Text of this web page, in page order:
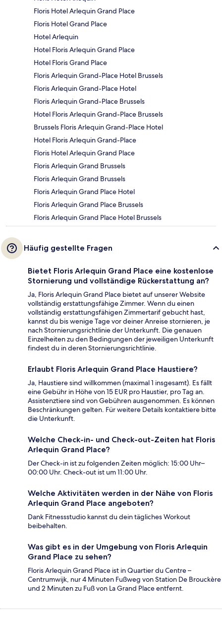
Floris Hotel Arlequin Grand Place
Floris Hotel Grand Place
Hotel Arlequin
Hotel Floris Arlequin Grand Place
Hotel Floris Grand Place
Floris Arlequin Grand-Place Hotel Brussels
Floris Arlequin Grand-Place Hotel
Floris Arlequin Grand-Place Brussels
Hotel Floris Arlequin Grand-Place Brussels
Brussels Floris Arlequin Grand-Place Hotel
Hotel Floris Arlequin Grand-Place
Floris Hotel Arlequin Grand Place
Floris Arlequin Grand Brussels
Floris Arlequin Grand Brussels
Floris Arlequin Grand Place Hotel
Floris Arlequin Grand Place Brussels
Floris Arlequin Grand Place Hotel Brussels
Häufig gestellte Fragen
Bietet Floris Arlequin Grand Place eine kostenlose
Stornierung und vollständige Rückerstattung an?
Ja, Floris Arlequin Grand Place bietet auf unserer Website
vollständig erstattungsfähige Zimmer. Wenn du einen
vollständig erstattungsfähigen Zimmertarif gebucht hast,
kannst du bis wenige Tage vor deiner Anreise stornieren, je
nach Stornierungsrichtlinie der Unterkunft. Die genauen
Einzelheiten zu den Bedingungen der jeweiligen Unterkunft
findest du in deren Stornierungsrichtlinie.
Erlaubt Floris Arlequin Grand Place Haustiere?
Ja, Haustiere sind willkommen (maximal 1 insgesamt). Es fällt
eine Gebühr in Höhe von 15 EUR pro Haustier, pro Tag an.
Assistenztiere sind von Gebühren ausgenommen. Es können
Beschränkungen gelten. Für weitere Details kontaktiere bitte
die Unterkunft.
Welche Check-in- und Check-out-Zeiten hat Floris
Arlequin Grand Place?
Der Check-in ist zu folgenden Zeiten möglich: 15:00 Uhr–
00:00 Uhr. Check-out ist um 11:00 Uhr.
Welche Aktivitäten werden in der Nähe von Floris
Arlequin Grand Place angeboten?
Dank Fitnessstudio kannst du dein tägliches Workout
beibehalten.
Was gibt es in der Umgebung von Floris Arlequin
Grand Place zu sehen?
Floris Arlequin Grand Place ist in Quartier du Centre –
Centrumwijk, nur 4 Minuten Fußweg von Station De Brouckère
und 2 Minuten zu Fuß von La Grand Place entfernt.